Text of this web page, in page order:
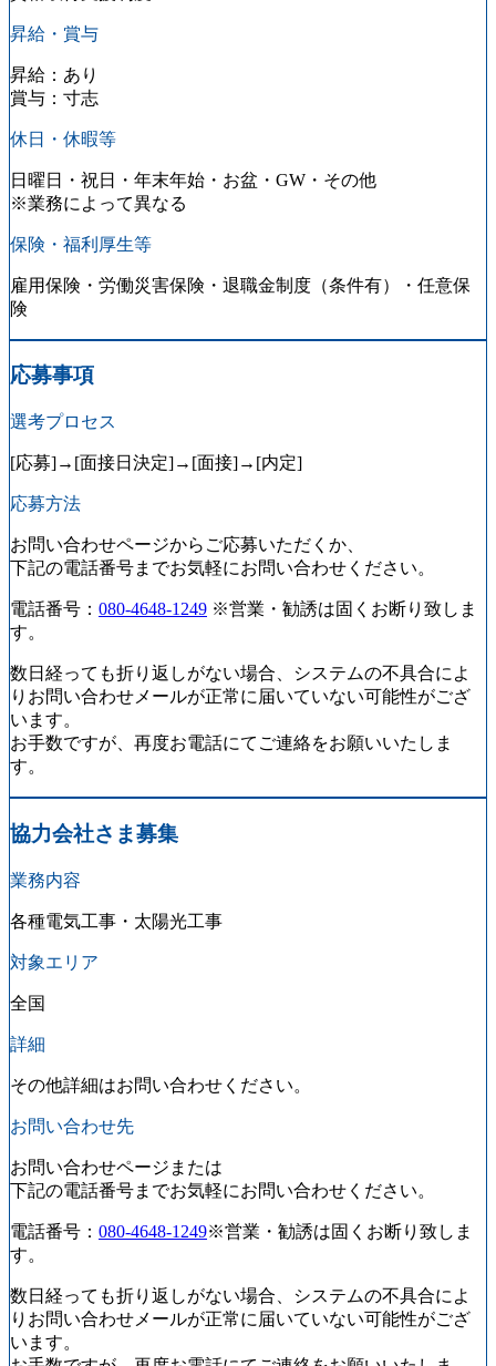
昇給・賞与
昇給：あり
賞与：寸志
休日・休暇等
日曜日・祝日・年末年始・お盆・GW・その他
※業務によって異なる
保険・福利厚生等
雇用保険・労働災害保険・退職金制度（条件有）・任意保
険
応募事項
選考プロセス
[応募]→[面接日決定]→[面接]→[内定]
応募方法
お問い合わせページからご応募いただくか、
下記の電話番号までお気軽にお問い合わせください。
電話番号： 080-4648-1249 ※営業・勧誘は固くお断り致しま
す。
数日経っても折り返しがない場合、システムの不具合によ
りお問い合わせメールが正常に届いていない可能性がござ
います。
お手数ですが、再度お電話にてご連絡をお願いいたしま
す。
協力会社さま募集
業務内容
各種電気工事・太陽光工事
対象エリア
全国
詳細
その他詳細はお問い合わせください。
お問い合わせ先
お問い合わせページまたは
下記の電話番号までお気軽にお問い合わせください。
電話番号： 080-4648-1249※営業・勧誘は固くお断り致しま
す。
数日経っても折り返しがない場合、システムの不具合によ
りお問い合わせメールが正常に届いていない可能性がござ
います。